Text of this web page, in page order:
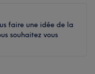
faire une idée de la
souhaitez vous